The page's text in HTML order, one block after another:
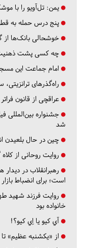
یمن: تل‌آویو را با
پنج درس‌ حمله به
خوشحالی بانک‌ها از
چه کسی پشت ذهنیت
امام جماعت این مسجد در ۳ سال، نمازگزاران را
راه‌گذرهای
عراقچی از قانون
جشنواره بین‌المللی
شد
چین در حال بلعیدن
روایت روحانی از
رهبرانقلاب در
است؛ برای انضباط
روایت فرزند شهید
خانواده بود
آي كيو يا اِي كيو؟!
از «یکشنبه عظیم»